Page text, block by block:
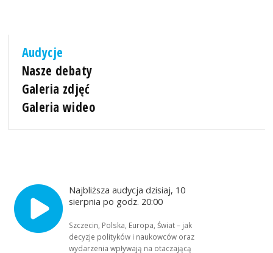
Audycje
Nasze debaty
Galeria zdjęć
Galeria wideo
Najbliższa audycja dzisiaj, 10
sierpnia po godz. 20:00
Szczecin, Polska, Europa, Świat – jak
decyzje polityków i naukowców oraz
wydarzenia wpływają na otaczającą